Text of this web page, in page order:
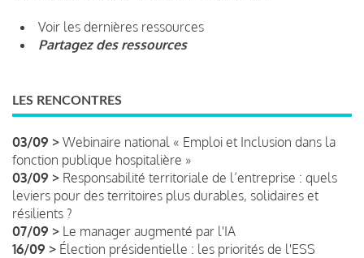
Voir les dernières ressources
Partagez des ressources
LES RENCONTRES
03/09 > Webinaire national « Emploi et Inclusion dans la
fonction publique hospitalière »
03/09 > Responsabilité territoriale de l’entreprise : quels
leviers pour des territoires plus durables, solidaires et
résilients ?
07/09 > Le manager augmenté par l'IA
16/09 > Élection présidentielle : les priorités de l'ESS